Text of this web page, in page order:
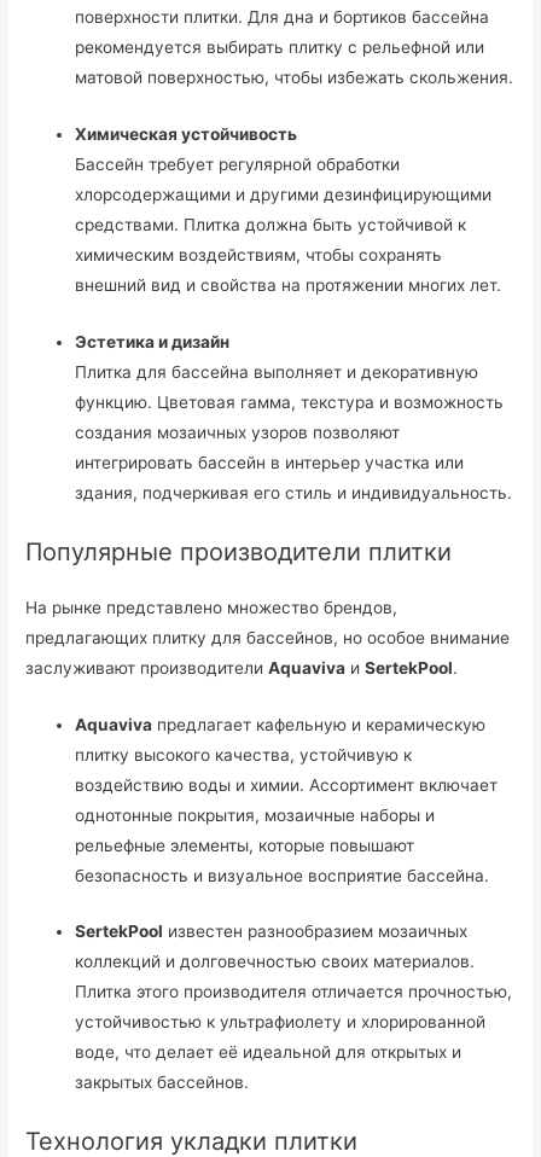
поверхности плитки. Для дна и бортиков бассейна
рекомендуется выбирать плитку с рельефной или
матовой поверхностью, чтобы избежать скольжения.
Химическая устойчивость
Бассейн требует регулярной обработки
хлорсодержащими и другими дезинфицирующими
средствами. Плитка должна быть устойчивой к
химическим воздействиям, чтобы сохранять
внешний вид и свойства на протяжении многих лет.
Эстетика и дизайн
Плитка для бассейна выполняет и декоративную
функцию. Цветовая гамма, текстура и возможность
создания мозаичных узоров позволяют
интегрировать бассейн в интерьер участка или
здания, подчеркивая его стиль и индивидуальность.
Популярные производители плитки
На рынке представлено множество брендов,
предлагающих плитку для бассейнов, но особое внимание
заслуживают производителиAquaviva иSertekPool.
Aquaviva предлагает кафельную и керамическую
плитку высокого качества, устойчивую к
воздействию воды и химии. Ассортимент включает
однотонные покрытия, мозаичные наборы и
рельефные элементы, которые повышают
безопасность и визуальное восприятие бассейна.
SertekPool известен разнообразием мозаичных
коллекций и долговечностью своих материалов.
Плитка этого производителя отличается прочностью,
устойчивостью к ультрафиолету и хлорированной
воде, что делает её идеальной для открытых и
закрытых бассейнов.
Технология укладки плитки